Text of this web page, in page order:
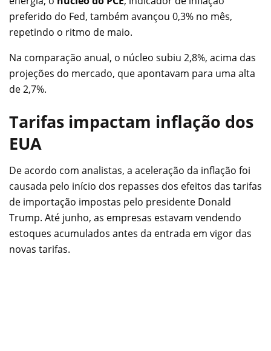
preferido do Fed, também avançou 0,3% no mês,
repetindo o ritmo de maio.
Na comparação anual, o núcleo subiu 2,8%, acima das
projeções do mercado, que apontavam para uma alta
de 2,7%.
Tarifas impactam inflação dos
EUA
De acordo com analistas, a aceleração da inflação foi
causada pelo início dos repasses dos efeitos das tarifas
de importação impostas pelo presidente Donald
Trump. Até junho, as empresas estavam vendendo
estoques acumulados antes da entrada em vigor das
novas tarifas.